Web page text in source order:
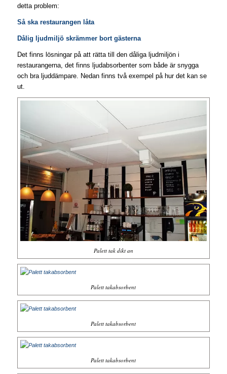
detta problem:
Så ska restaurangen låta
Dålig ljudmiljö skrämmer bort gästerna
Det finns lösningar på att rätta till den dåliga ljudmiljön i
restaurangerna, det finns ljudabsorbenter som både är snygga
och bra ljuddämpare. Nedan finns två exempel på hur det kan se
ut.
Palett tak dikt an
Palett takabsorbent
Palett takabsorbent
Palett takabsorbent